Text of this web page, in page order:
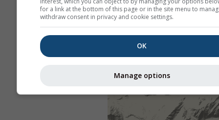
for a link at the bottom of this page or in the site menu to
withdraw consent in privacy and cookie settings.
OK
Manage options